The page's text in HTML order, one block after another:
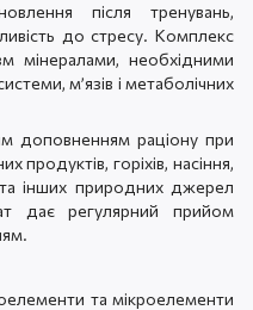
після тренувань,
до стресу. Комплекс
мінералами, необхідними
м’язів і метаболічних
доповненням раціону при
горіхів, насіння,
інших природних джерел
дає регулярний прийом
та мікроелементи